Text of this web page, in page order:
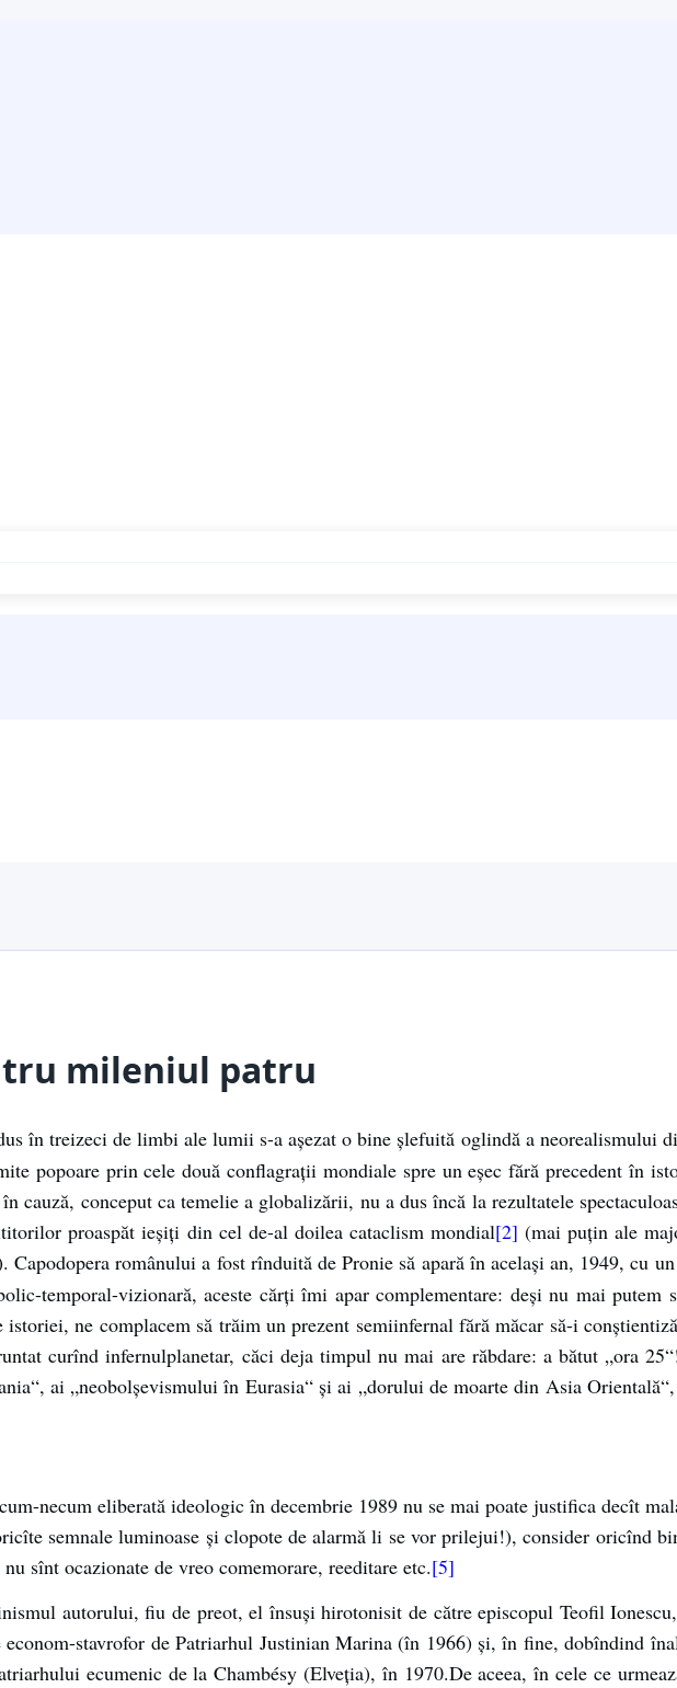
mileniul patru
în treizeci de limbi ale lumii s-a așezat o bine șlefuită oglindă a neorealismului
popoare prin cele două conflagrații mondiale spre un eșec fără precedent în
conceput ca temelie a globalizării, nu a dus încă la rezultatele
proaspăt ieșiți din cel de-al doilea cataclism mondial[2] (mai puțin ale
românului a fost rînduită de Pronie să apară în același an, 1949, cu
temporal-vizionară, aceste cărți îmi apar complementare: deși nu mai putem
ne complacem să trăim un prezent semiinfernal fără măcar să-i
curînd infernulplanetar, căci deja timpul nu mai are răbdare: a bătut „ora
ai „neobolșevismului în Eurasia“ și ai „dorului de moarte din Asia
necum eliberată ideologic în decembrie 1989 nu se mai poate justifica decît
semnale luminoase și clopote de alarmă li se vor prilejui!), consider oricînd
sînt ocazionate de vreo comemorare, reeditare etc.[5]
autorului, fiu de preot, el însuși hirotonisit de către episcopul Teofil
stavrofor de Patriarhul Justinian Marina (în 1966) și, în fine, dobîndind
ecumenic de la Chambésy (Elveția), în 1970.De aceea, în cele ce